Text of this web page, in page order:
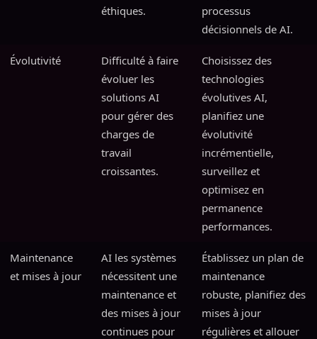
éthiques.
processus
décisionnels de AI.
Évolutivité
Difficulté à faire
évoluer les
solutions AI
pour gérer des
charges de
travail
croissantes.
Choisissez des
technologies
évolutives AI,
planifiez une
évolutivité
incrémentielle,
surveillez et
optimisez en
permanence
performances.
Maintenance
et mises à jour
AI les systèmes
nécessitent une
maintenance et
des mises à jour
continues pour
Établissez un plan de
maintenance
robuste, planifiez des
mises à jour
régulières et allouer